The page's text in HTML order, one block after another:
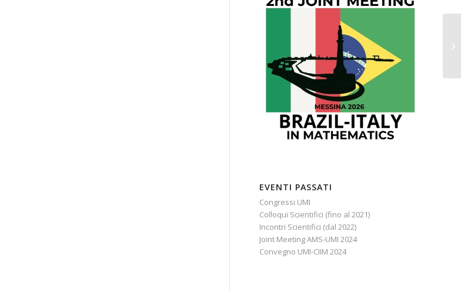
EVENTI PASSATI
Congressi UMI
Colloqui Scientifici (fino al 2021)
Incontri Scientifici (dal 2022)
Joint Meeting AMS-UMI 2024
Convegno UMI-CIIM 2024